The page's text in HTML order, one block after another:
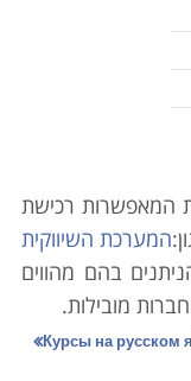
המאפשרות רכישת
המערכת השיווקית
בהם מהווים
מובילות.
הממצה את